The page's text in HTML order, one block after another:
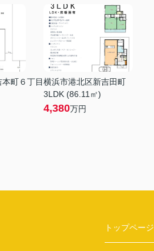
町６丁目横浜市港北区新吉田町
3LDK (86.11㎡)
4,380万円
トップページ